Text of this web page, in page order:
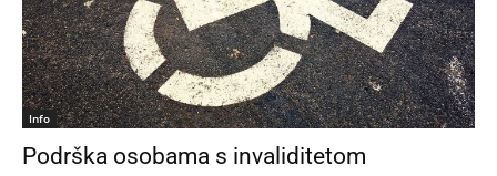
Info
Podrška osobama s invaliditetom